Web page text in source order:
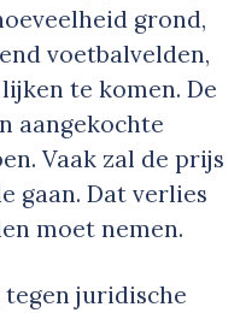
grond,
voetbalvelden,
te komen. De
aangekochte
Vaak zal de prijs
gaan. Dat verlies
moet nemen.
juridische